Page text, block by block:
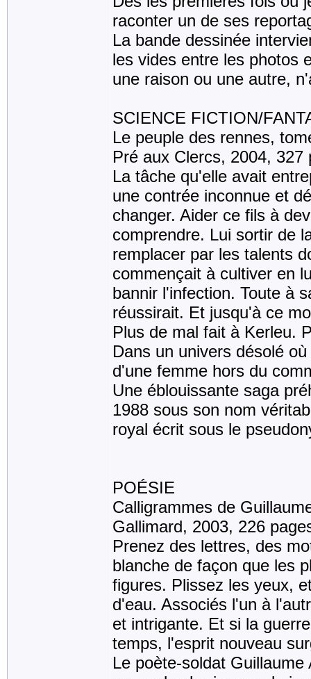
raconter un de ses
La bande dessinée
les vides entre les photos
une raison ou une autre,
SCIENCE FICTION/
Le peuple des rennes,
Pré aux Clercs, 2004,
La tâche qu'elle avait
une contrée inconnue et
changer. Aider ce fils à
comprendre. Lui sortir de
remplacer par les talents
commençait à cultiver en
bannir l'infection. Toute à
réussirait. Et jusqu'à ce
Plus de mal fait à Kerleu.
Dans un univers désolé
d'une femme hors du
Une éblouissante saga
1988 sous son nom
royal écrit sous le
POÉSIE
Calligrammes de
Gallimard, 2003, 226
Prenez des lettres, des
blanche de façon que les
figures. Plissez les yeux,
d'eau. Associés l'un à
et intrigante. Et si la
temps, l'esprit nouveau
Le poète-soldat